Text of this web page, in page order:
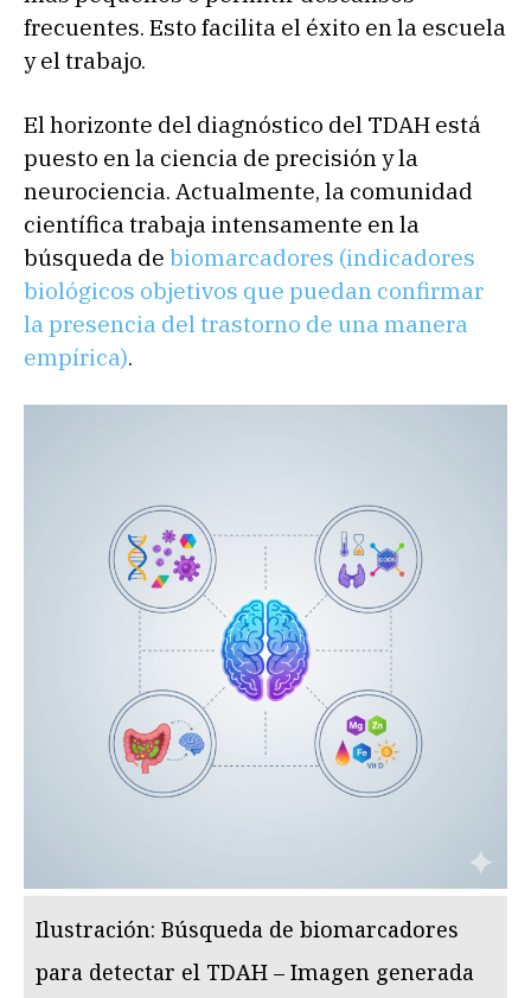
frecuentes. Esto facilita el éxito en la escuela
y el trabajo.
El horizonte del diagnóstico del TDAH está
puesto en la ciencia de precisión y la
neurociencia. Actualmente, la comunidad
científica trabaja intensamente en la
búsqueda de biomarcadores (indicadores
biológicos objetivos que puedan confirmar
la presencia del trastorno de una manera
empírica).
Ilustración: Búsqueda de biomarcadores
para detectar el TDAH – Imagen generada